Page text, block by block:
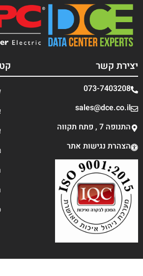
יצירת קשר
073-7403208
sales@dce.co.il
התנופה 7 , פתח תקווה
הצהרת נגישות אתר